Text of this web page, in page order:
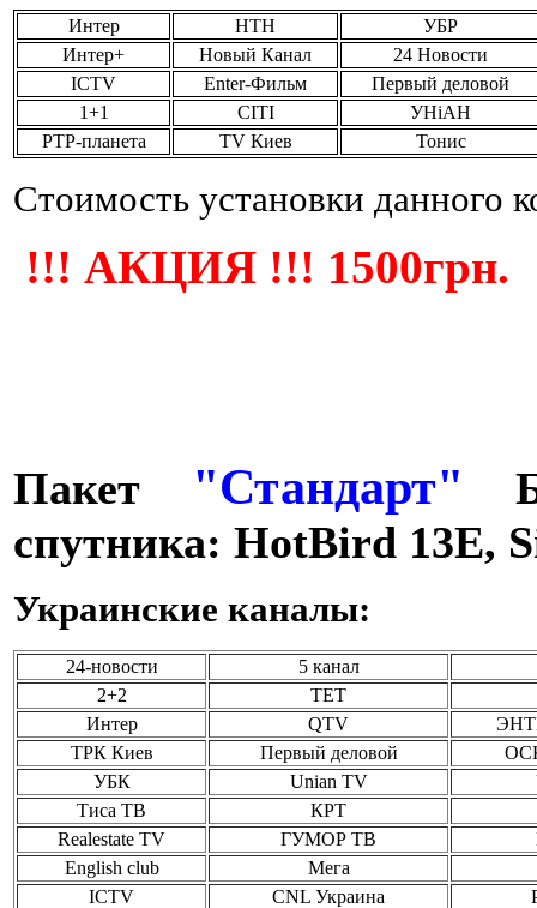
Позвоните, чтобы
уточнить цену
NEW
уточнить цену
TOSOT GN-24F
Plzma ion
Позвоните, чтобы
уточнить цену
Интер НТН
УБР
Интер+
Новый Канал
24 Новости
ICTV
Enter-Фильм
Первый деловой
1+1
CITI
УНiАН
РТР-планета
TV Киев Тонис
Стоимость установки данного
!!! АКЦИЯ !!! 1500грн.
Пакет "Стандарт"
спутника: HotBird 13E,
Украинские каналы:
24-новости
5 канал
2+2
ТЕТ
Интер
QTV
ТРК Киев
Первый деловой
УБК
Unian TV
Тиса ТВ
КРТ
Realestate TV
ГУМОР ТВ
English club
Мега
ICTV
CNL Украина